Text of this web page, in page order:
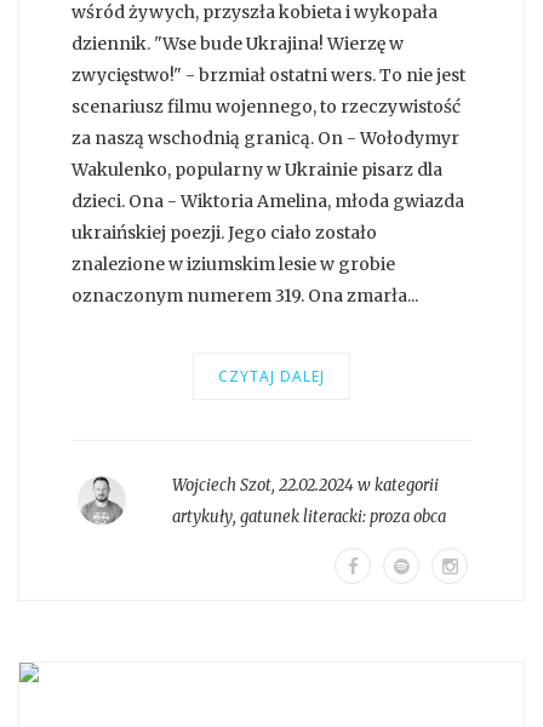
wśród żywych, przyszła kobieta i wykopała
dziennik. "Wse bude Ukrajina! Wierzę w
zwycięstwo!" - brzmiał ostatni wers. To nie jest
scenariusz filmu wojennego, to rzeczywistość
za naszą wschodnią granicą. On - Wołodymyr
Wakulenko, popularny w Ukrainie pisarz dla
dzieci. Ona - Wiktoria Amelina, młoda gwiazda
ukraińskiej poezji. Jego ciało zostało
znalezione w iziumskim lesie w grobie
oznaczonym numerem 319. Ona zmarła...
CZYTAJ DALEJ
Wojciech Szot, 22.02.2024 w kategorii
artykuły, gatunek literacki:proza obca